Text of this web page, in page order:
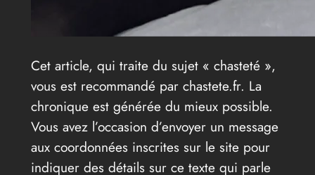
Cet article, qui traite du sujet « chasteté »,
vous est recommandé par chastete.fr. La
chronique est générée du mieux possible.
Vous avez l’occasion d’envoyer un message
aux coordonnées inscrites sur le site pour
indiquer des détails sur ce texte qui parle